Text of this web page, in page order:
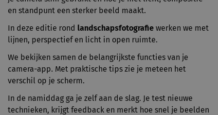
en standpunt een sterker beeld maakt.
In deze editie rond landschapsfotografie werken we met
lijnen, perspectief en licht in open ruimte.
We bekijken samen de belangrijkste functies van je
camera-app. Met praktische tips zie je meteen het
verschil op je scherm.
In de namiddag ga je zelf aan de slag. Je test nieuwe
technieken, krijgt feedback en merkt hoe snel je beelden